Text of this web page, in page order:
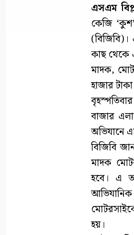
এসএম
কেজি
কাছ থেকে
মাদক,
হাজার
বাজার
অভিযানে
বিজিবি
মাদক
হবে। এ
হয়।